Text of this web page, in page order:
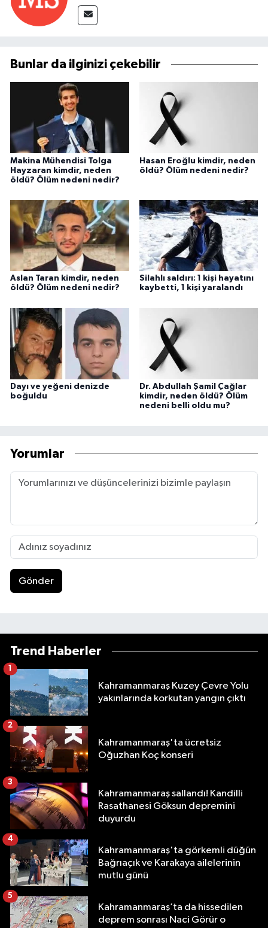
Bunlar da ilginizi çekebilir
Makina Mühendisi Tolga
Hayzaran kimdir, neden
öldü? Ölüm nedeni nedir?
Hasan Eroğlu kimdir, neden
öldü? Ölüm nedeni nedir?
Aslan Taran kimdir, neden
öldü? Ölüm nedeni nedir?
Silahlı saldırı: 1 kişi hayatını
kaybetti, 1 kişi yaralandı
Dayı ve yeğeni denizde
boğuldu
Dr. Abdullah Şamil Çağlar
kimdir, neden öldü? Ölüm
nedeni belli oldu mu?
Yorumlar
Gönder
Trend Haberler
Kahramanmaraş Kuzey Çevre Yolu
yakınlarında korkutan yangın çıktı
1
Kahramanmaraş'ta ücretsiz
Oğuzhan Koç konseri
2
Kahramanmaraş sallandı! Kandilli
Rasathanesi Göksun depremini
duyurdu
3
Kahramanmaraş'ta görkemli düğün
Bağrıaçık ve Karakaya ailelerinin
mutlu günü
4
Kahramanmaraş’ta da hissedilen
deprem sonrası Naci Görür o
5